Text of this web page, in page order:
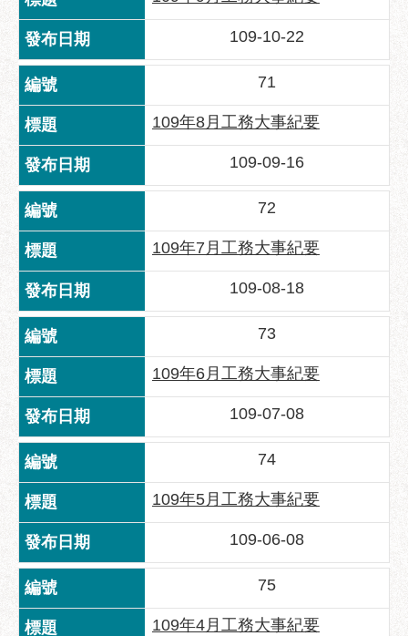
助
專
區
網
站
導
覽
回
首
頁
English
台
北
通
台
北
服
務
通
常
見
問
答
雙
語
109-10-22
71
109年8月工務大事紀要
109-09-16
72
109年7月工務大事紀要
109-08-18
73
109年6月工務大事紀要
109-07-08
74
109年5月工務大事紀要
109-06-08
75
109年4月工務大事紀要